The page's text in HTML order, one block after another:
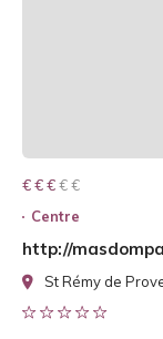
€ € € € €
€ € €
Centre
http://
St Rémy de